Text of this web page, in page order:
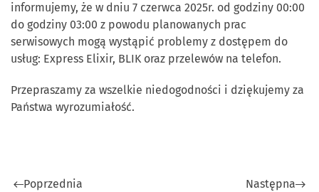
informujemy, że w dniu 7 czerwca 2025r. od godziny 00:00
do godziny 03:00 z powodu planowanych prac
serwisowych mogą wystąpić problemy z dostępem do
usług: Express Elixir, BLIK oraz przelewów na telefon.
Przepraszamy za wszelkie niedogodności i dziękujemy za
Państwa wyrozumiałość.
Poprzednia Następna